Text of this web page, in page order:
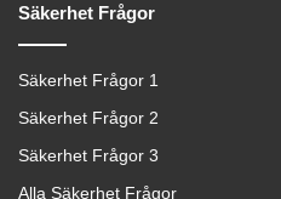
Säkerhet Frågor
Säkerhet Frågor 1
Säkerhet Frågor 2
Säkerhet Frågor 3
Alla Säkerhet Frågor